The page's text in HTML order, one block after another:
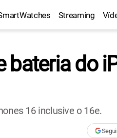
Streaming
bateria do
16 inclusive o 16e.